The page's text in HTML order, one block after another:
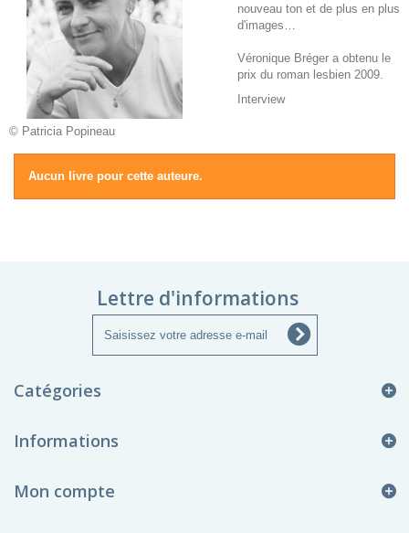
© Patricia Popineau
nouveau ton et de plus en plus
d'images…
Véronique Bréger a obtenu le
prix du roman lesbien 2009.
Interview
Aucun livre pour cette auteure.
Lettre d'informations
Catégories
Informations
Mon compte